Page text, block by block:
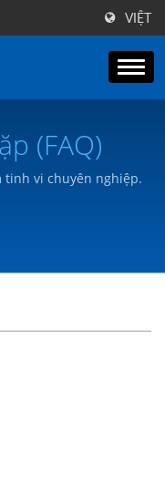
VIỆT
(FAQ)
tinh vi chuyên nghiệp.